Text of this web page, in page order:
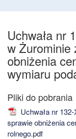
Uchwała nr
w Żurominie
obniżenia
wymiaru
Uchwała nr
sprawie obniżenia
rolnego.pdf